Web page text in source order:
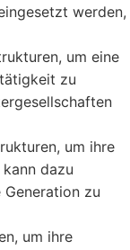
werden,
um eine
zu
um ihre
dazu
zu
um ihre